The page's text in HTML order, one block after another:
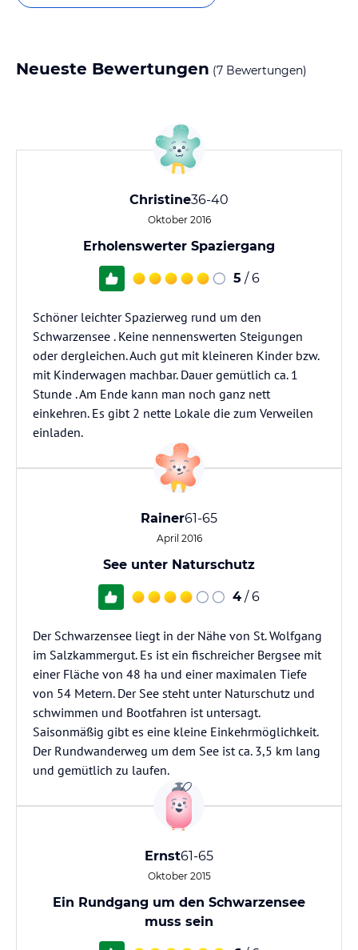
Neueste Bewertungen (7 Bewertungen)
Christine36-40
Oktober 2016
Erholenswerter Spaziergang
5 / 6
Schöner leichter Spazierweg rund um den
Schwarzensee . Keine nennenswerten Steigungen
oder dergleichen. Auch gut mit kleineren Kinder bzw.
mit Kinderwagen machbar. Dauer gemütlich ca. 1
Stunde . Am Ende kann man noch ganz nett
einkehren. Es gibt 2 nette Lokale die zum Verweilen
einladen.
Rainer61-65
April 2016
See unter Naturschutz
4 / 6
Der Schwarzensee liegt in der Nähe von St. Wolfgang
im Salzkammergut. Es ist ein fischreicher Bergsee mit
einer Fläche von 48 ha und einer maximalen Tiefe
von 54 Metern. Der See steht unter Naturschutz und
schwimmen und Bootfahren ist untersagt.
Saisonmäßig gibt es eine kleine Einkehrmöglichkeit.
Der Rundwanderweg um dem See ist ca. 3,5 km lang
und gemütlich zu laufen.
Ernst61-65
Oktober 2015
Ein Rundgang um den Schwarzensee
muss sein